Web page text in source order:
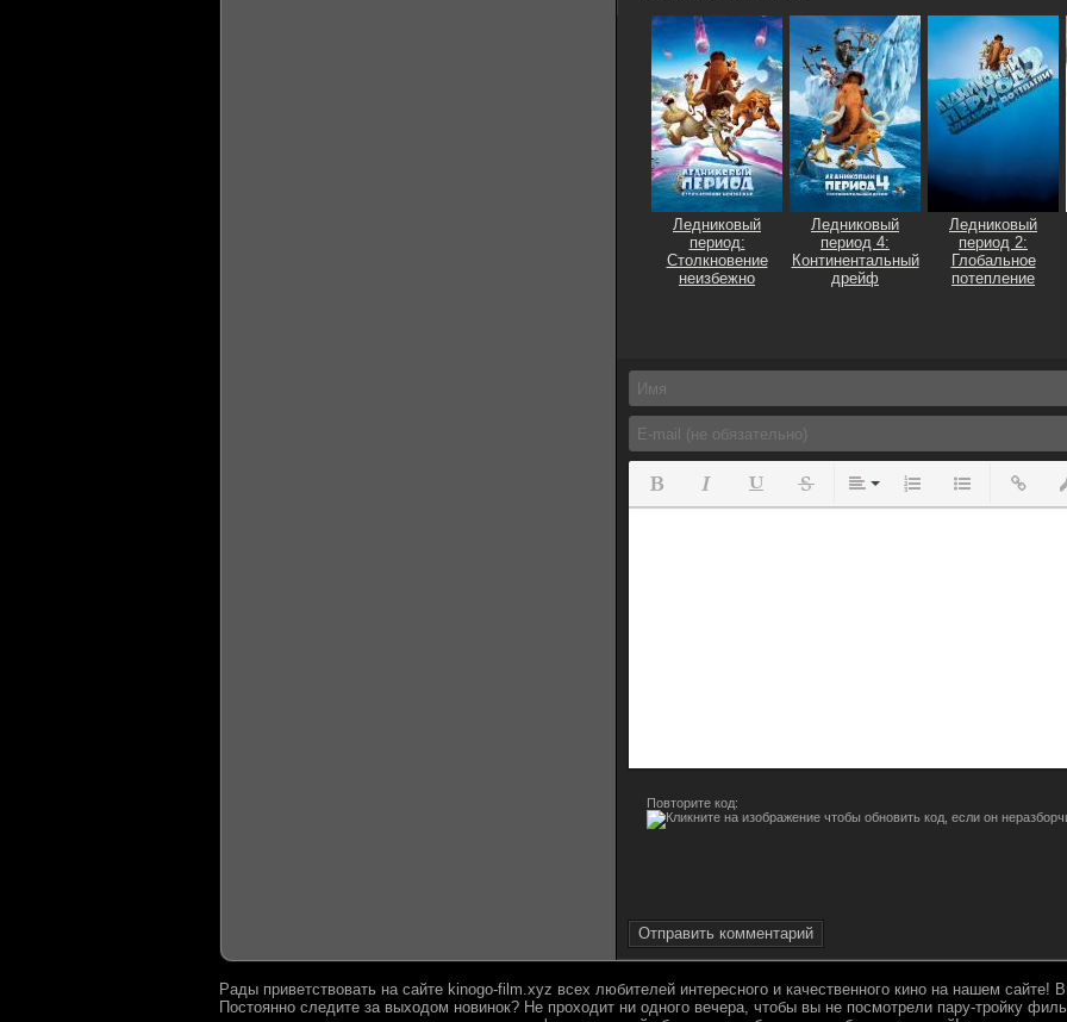
Ледниковый
период:
Столкновение
неизбежно
Ледниковый
период 4:
Континентальный
дрейф
Ледниковый
период 2:
Глобальное
потепление
Полужирный
КурсивПодчеркнутый
ЗачеркнутыйВыравнивание
Нумерованный
Повторите код:
Отправить комментарий
Рады приветствовать на сайте kinogo-film.xyz всех любителей интересного и качественного кино на нашем
Постоянно следите за выходом новинок? Не проходит ни одного вечера, чтобы вы не посмотрели пару-тройку